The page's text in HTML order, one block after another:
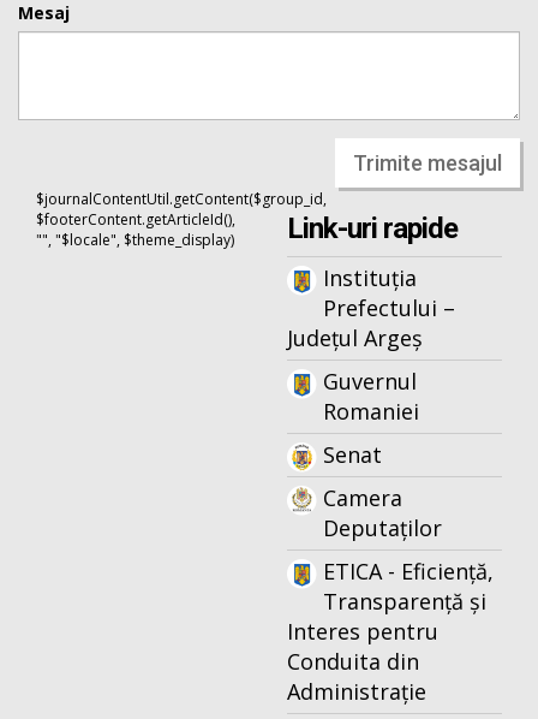
Mesaj
Trimite mesajul
$journalContentUtil.getContent($group_id,
$footerContent.getArticleId(),
"", "$locale", $theme_display)
Link-uri rapide
Instituția
Prefectului –
Județul Argeș
Guvernul
Romaniei
Senat
Camera
Deputaților
ETICA - Eficiență,
Transparență și
Interes pentru
Conduita din
Administrație